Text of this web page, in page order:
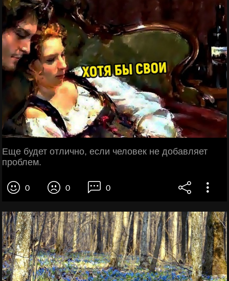
Еще будет отлично, если человек не добавляет
проблем.
0 0 0